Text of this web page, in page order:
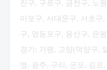
진구, 구로구, 금천구, 노
마포구, 서대문구, 서초구
구, 영등포구, 용산구, 은
경기: 가평, 고양(덕양구,
명, 광주, 구리, 군포, 김포